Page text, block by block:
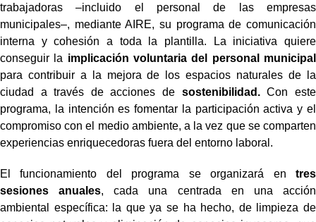
trabajadoras –incluido el personal de las empresas
municipales–, mediante AIRE, su programa de comunicación
interna y cohesión a toda la plantilla. La iniciativa quiere
conseguir la implicación voluntaria del personal municipal
para contribuir a la mejora de los espacios naturales de la
ciudad a través de acciones de sostenibilidad.Con este
programa, la intención es fomentar la participación activa y el
compromiso con el medio ambiente, a la vez que se comparten
experiencias enriquecedoras fuera del entorno laboral.
El funcionamiento del programa se organizará en tres
sesiones anuales, cada una centrada en una acción
ambiental específica: la que ya se ha hecho, de limpieza de